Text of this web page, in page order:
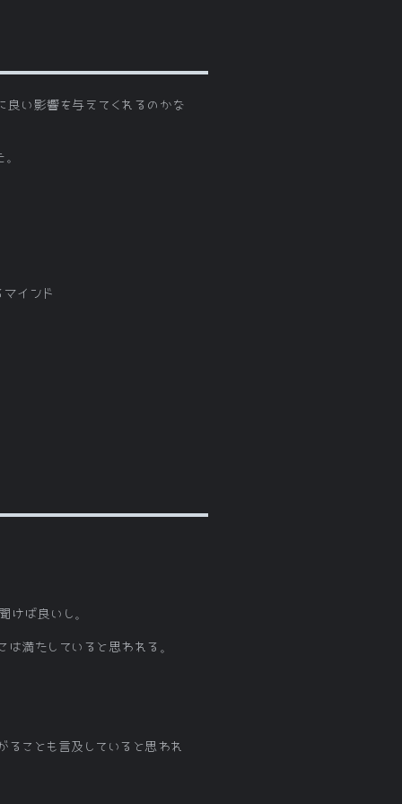
良い影響を与えてくれるのかな
インド
けば良いし。
満たしていると思われる。
ことも言及していると思われ